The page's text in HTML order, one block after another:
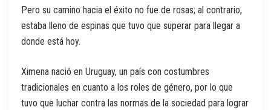
Pero su camino hacia el éxito no fue de rosas; al contrario,
estaba lleno de espinas que tuvo que superar para llegar a
donde está hoy.
Ximena nació en Uruguay, un país con costumbres
tradicionales en cuanto a los roles de género, por lo que
tuvo que luchar contra las normas de la sociedad para lograr